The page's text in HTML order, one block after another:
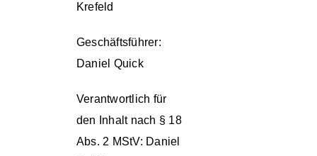
Krefeld
Geschäftsführer:
Daniel Quick
Verantwortlich für
den Inhalt nach § 18
Abs. 2 MStV: Daniel